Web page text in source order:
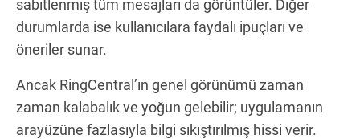
sabitlenmiş tüm mesajları da görüntüler. Diğer
durumlarda ise kullanıcılara faydalı ipuçları ve
öneriler sunar.
Ancak RingCentral’ın genel görünümü zaman
zaman kalabalık ve yoğun gelebilir; uygulamanın
arayüzüne fazlasıyla bilgi sıkıştırılmış hissi verir.